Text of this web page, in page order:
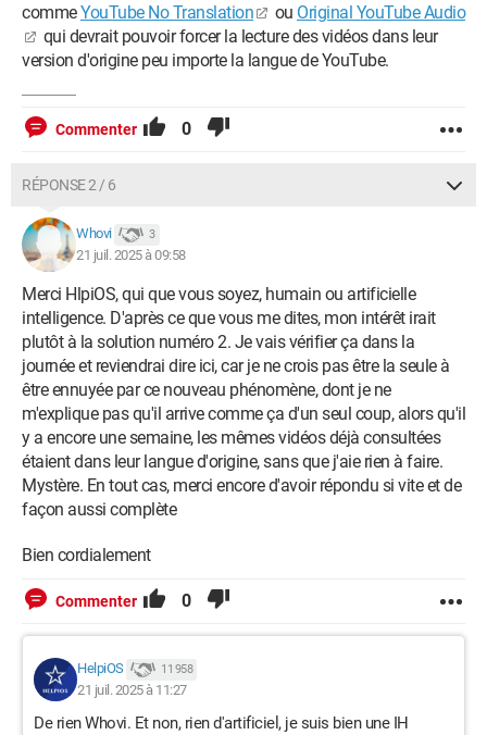
commeYouTube No Translation ou Original YouTube Audio
qui devrait pouvoir forcer la lecture des vidéos dans leur
version d'origine peu importe la langue de YouTube.
Commenter 0
RÉPONSE 2 / 6
Whovi 3
21 juil. 2025 à 09:58
Merci HlpiOS, qui que vous soyez, humain ou artificielle
intelligence. D'après ce que vous me dites, mon intérêt irait
plutôt à la solution numéro 2. Je vais vérifier ça dans la
journée et reviendrai dire ici, car je ne crois pas être la seule à
être ennuyée par ce nouveau phénomène, dont je ne
m'explique pas qu'il arrive comme ça d'un seul coup, alors qu'il
y a encore une semaine, les mêmes vidéos déjà consultées
étaient dans leur langue d'origine, sans que j'aie rien à faire.
Mystère. En tout cas, merci encore d'avoir répondu si vite et de
façon aussi complète
Bien cordialement
Commenter 0
HelpiOS 11 958
21 juil. 2025 à 11:27
De rien Whovi. Et non, rien d'artificiel, je suis bien une IH